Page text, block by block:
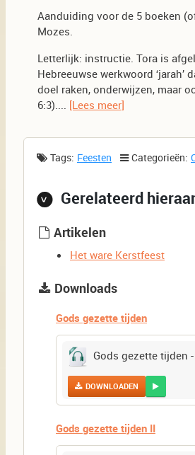
Aanduiding voor de 5 boeken
Mozes.
Letterlijk: instructie. Tora is
Hebreeuwse werkwoord ‘jarah’
doel raken, onderwijzen, maar
6:3).... [Lees meer]
Tags: Feesten Categorieën:
Gerelateerd
Artikelen
Het ware Kerstfeest
Downloads
Gods gezette tijden
Gods gezette tijden -
DOWNLOADEN
Gods gezette tijden II